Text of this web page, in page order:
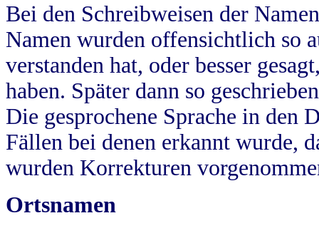
Bei den Schreibweisen der
Namen wurden offensichtlich so
verstanden hat, oder besser
haben. Später dann so
Die gesprochene Sprache in
Fällen bei denen erkannt wurde,
wurden Korrekturen
Ortsnamen